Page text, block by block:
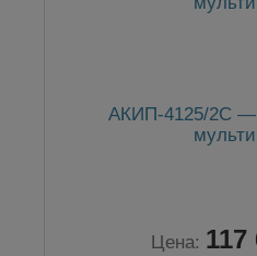
АКИП-4125/2С —
Цена: 117